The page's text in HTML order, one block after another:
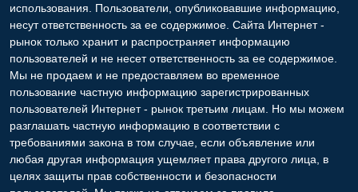
использования. Пользователи, опубликовавшие информацию,
несут ответственность за ее содержимое. Сайта Интернет -
рынок только хранит и распространяет информацию
пользователей и не несет ответственность за ее содержимое.
Мы не продаем и не предоставляем во временное
пользование частную информацию зарегистрированных
пользователей Интернет - рынок третьим лицам. Но мы можем
разглашать частную информацию в соответствии с
требованиями закона в том случае, если объявление или
любая другая информация ущемляет права другого лица, в
целях защиты прав собственности и безопасности